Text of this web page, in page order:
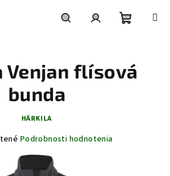
košík
Venjan flísová
bunda
HÄRKILA
Podrobnosti hodnotenia